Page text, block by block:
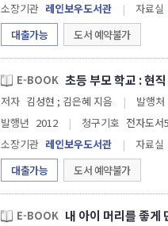
소장기관 레인보우도서관 | 자료실
대출가능
도서 예약불가
E-BOOK 초등 부모 학교 : 현
저자 김성현 ; 김은혜 지음 | 발행처
발행년 2012 | 청구기호 전자도
소장기관 레인보우도서관 | 자료실
대출가능
도서 예약불가
E-BOOK 내 아이 머리를 좋게